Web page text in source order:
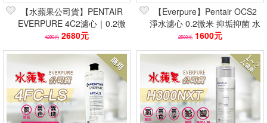
【水蘋果公司貨】PENTAIR
EVERPURE 4C2濾心｜0.2微
米｜14952L｜抑菌
4290元 2680元
【Everpure】Pentair OCS2
淨水濾心 0.2微米 抑垢抑菌 水
蘋果公司貨
2500元 1600元